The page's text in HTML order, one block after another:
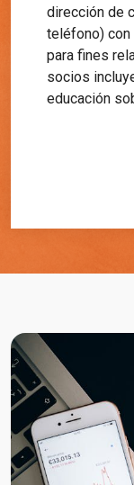
dirección de
teléfono)
para fines
socios
educación